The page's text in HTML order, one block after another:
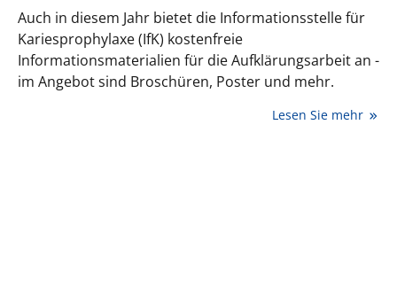
Auch in diesem Jahr bietet die Informationsstelle für
Kariesprophylaxe (IfK) kostenfreie
Informationsmaterialien für die Aufklärungsarbeit an -
im Angebot sind Broschüren, Poster und mehr.
Lesen Sie mehr